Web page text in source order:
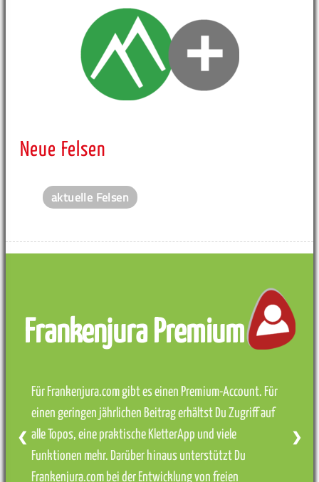
Neue Felsen
aktuelle Felsen
Frankenjura Premium
Für Frankenjura.com gibt es einen Premium-Account. Für
einen geringen jährlichen Beitrag erhältst Du Zugriff auf
alle Topos, eine praktische KletterApp und viele
Funktionen mehr. Darüber hinaus unterstützt Du
Frankenjura.com bei der Entwicklung von freien
❮ ❯